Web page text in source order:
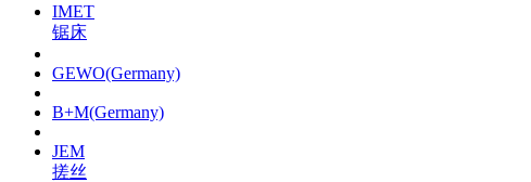
IMET
锯床
GEWO(Germany)
B+M(Germany)
JEM
搓丝